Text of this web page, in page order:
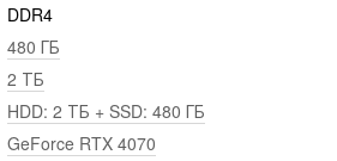
DDR4
480 ГБ
2 ТБ
HDD: 2 ТБ + SSD: 480 ГБ
GeForce RTX 4070